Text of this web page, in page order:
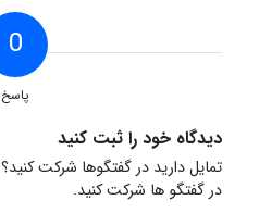
0
پاسخ
دیدگاه خود را ثبت کنید
تمایل دارید در گفتگوها شرکت کنید؟
در گفتگو ها شرکت کنید.